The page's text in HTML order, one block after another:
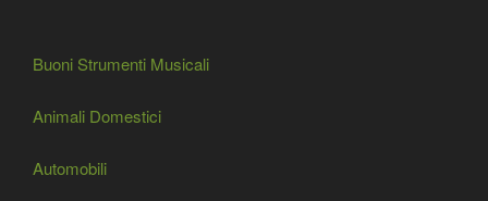
Buoni Strumenti Musicali
Animali Domestici
Automobili